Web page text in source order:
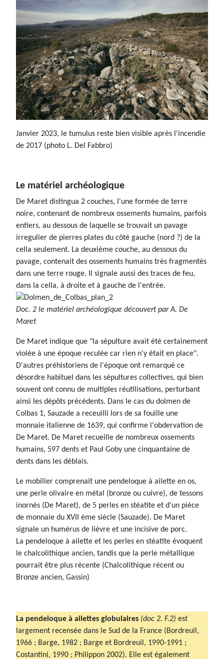
Janvier 2023, le tumulus reste bien visible après l'incendie
de 2017 (photo L. Del Fabbro)
Le matériel archéologique
De Maret distingua 2 couches, l'une formée de terre
noire, contenant de nombreux ossements humains, parfois
entiers, au dessous de laquelle se trouvait un pavage
irregulier de pierres plates du côté gauche (nord ?) de la
cella seulement. La deuxième couche, au dessous du
pavage, contenait des ossements humains très fragmentés
dans une terre rouge. Il signale aussi des traces de feu,
dans la cella, à droite et à gauche de l'entrée.
Doc. 2 le matériel archéologique découvert par A. De
Maret
De Maret indique que "la sépulture avait été certainement
violée à une époque reculée car rien n'y était en place".
D'autres préhistoriens de l'époque ont remarqué ce
désordre habituel dans les sépultures collectives, qui bien
souvent ont connu de multiples réutilisations, perturbant
ainsi les dépôts précédents. Dans le cas du dolmen de
Colbas 1, Sauzade a receuilli lors de sa fouille une
monnaie italienne de 1639, qui confirme l'obdervation de
De Maret. De Maret recueille de nombreux ossements
humains, 597 dents et Paul Goby une cinquantaine de
dents dans les déblais.
Le mobilier comprenait une pendeloque à ailette en os,
une perle olivaire en métal (bronze ou cuivre), de tessons
inornés (De Maret), de 5 perles en stéatite et d'un pièce
de monnaie du XVII ème siècle (Sauzade). De Maret
signale un humérus de lièvre et une incisive de porc.
La pendeloque à ailette et les perles en stéatite évoquent
le chalcolithique ancien, tandis que la perle métallique
pourrait être plus récente (Chalcolithique récent ou
Bronze ancien, Gassin)
La pendeloque à ailettes globulaires (doc 2. F.2) est
largement recensée dans le Sud de la France (Bordreuil,
1966 ; Barge, 1982 ; Barge et Bordreuil, 1990-1991 ;
Costantini, 1990 ; Philippon 2002). Elle est également